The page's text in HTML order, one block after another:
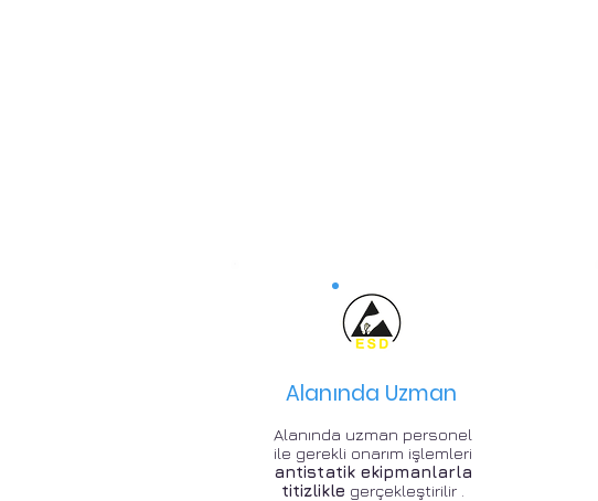
Alanında Uzman
Alanında uzman personel
ile gerekli onarım işlemleri
antistatik ekipmanlarla
titizlikle gerçekleştirilir .